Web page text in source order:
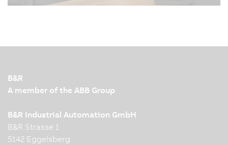
24.10.2024| 3m
mean the end of the lifecycle for many products
Andreas…
B&R
A member of the ABB Group
B&R Industrial Automation GmbH
B&R Strasse 1
5142 Eggelsberg